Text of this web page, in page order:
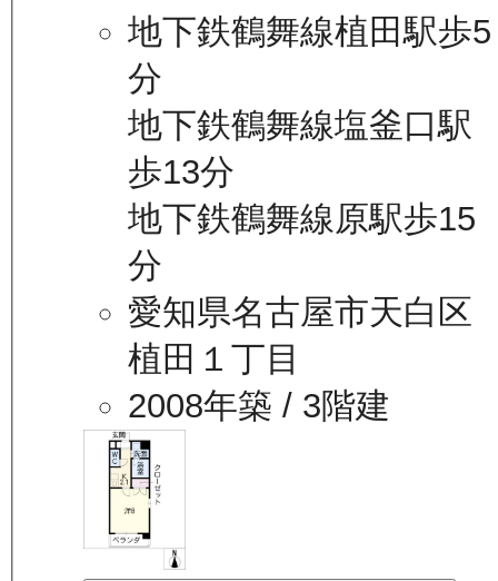
地下鉄鶴舞線植田駅歩5
分
地下鉄鶴舞線塩釜口駅
歩13分
地下鉄鶴舞線原駅歩15
分
愛知県名古屋市天白区
植田１丁目
2008年築 / 3階建